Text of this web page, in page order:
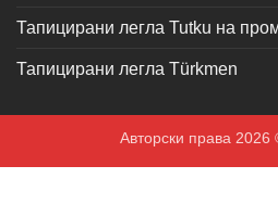
Тапицирани легла Tutku на
Тапицирани легла Türkmen
Авторски права 2026